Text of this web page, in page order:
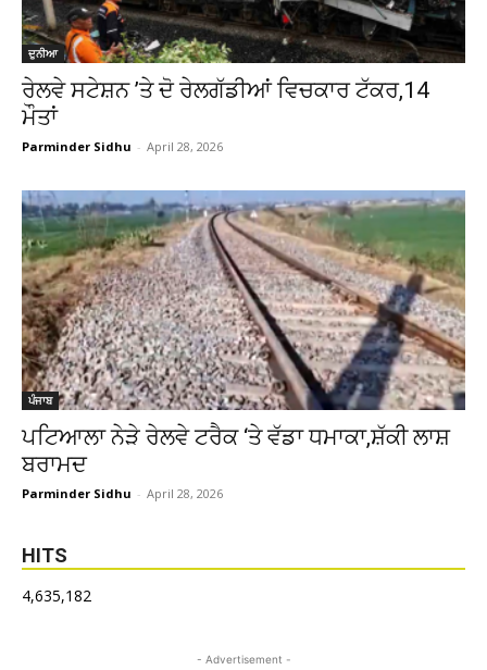
ਦੁਨੀਆ
ਰੇਲਵੇ ਸਟੇਸ਼ਨ ’ਤੇ ਦੋ ਰੇਲਗੱਡੀਆਂ ਵਿਚਕਾਰ ਟੱਕਰ,14
ਮੌਤਾਂ
Parminder Sidhu - April 28, 2026
ਪੰਜਾਬ
ਪਟਿਆਲਾ ਨੇੜੇ ਰੇਲਵੇ ਟਰੈਕ ‘ਤੇ ਵੱਡਾ ਧਮਾਕਾ,ਸ਼ੱਕੀ ਲਾਸ਼
ਬਰਾਮਦ
Parminder Sidhu - April 28, 2026
HITS
4,635,182
- Advertisement -